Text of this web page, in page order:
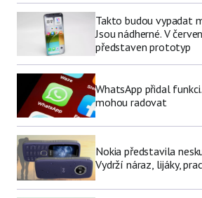
Takto budou vypadat
Jsou nádherné. V
představen prototyp
WhatsApp přidal
mohou radovat
Nokia představila
Vydrží náraz, lijáky,